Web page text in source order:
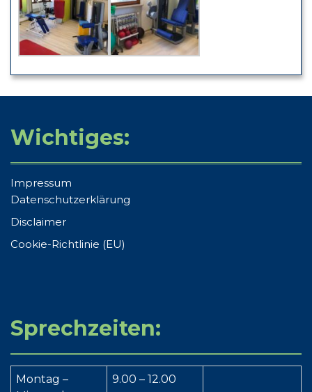
Wichtiges:
Impressum
Datenschutzerklärung
Disclaimer
Cookie-Richtlinie (EU)
Sprechzeiten:
Montag –
9.00 – 12.00